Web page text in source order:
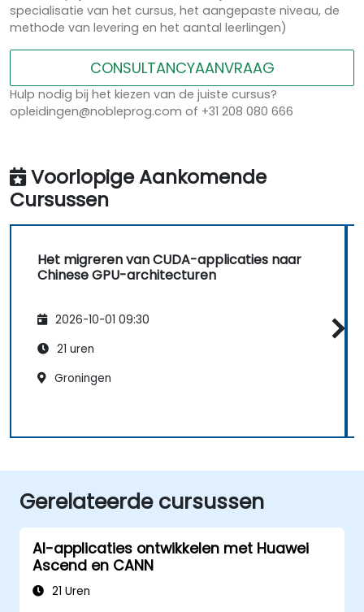
specialisatie van het cursus, het aangepaste niveau, de
methode van levering en het aantal leerlingen)
CONSULTANCYAANVRAAG
Hulp nodig bij het kiezen van de juiste cursus?
opleidingen@nobleprog.com of +31 208 080 666
Voorlopige Aankomende
Cursussen
Het migreren van CUDA-applicaties naar
Chinese GPU-architecturen
2026-10-01 09:30
21 uren
Groningen
Gerelateerde cursussen
AI-applicaties ontwikkelen met Huawei
Ascend en CANN
21 Uren